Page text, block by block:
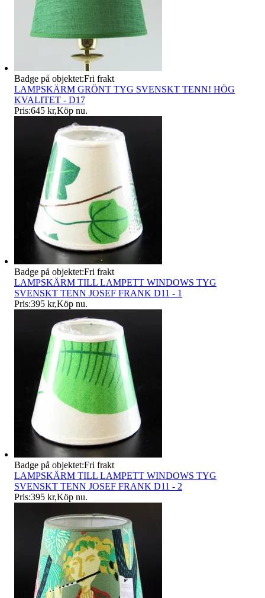
Badge på objektet:Fri frakt
LAMPSKÄRM GRÖNT TYG SVENSKT TENN! HÖG
KVALITET - D17
Pris:645 kr,Köp nu.
Badge på objektet:Fri frakt
LAMPSKÄRM TILL LAMPETT WINDOWS TYG
SVENSKT TENN JOSEF FRANK D11 - 1
Pris:395 kr,Köp nu.
Badge på objektet:Fri frakt
LAMPSKÄRM TILL LAMPETT WINDOWS TYG
SVENSKT TENN JOSEF FRANK D11 - 2
Pris:395 kr,Köp nu.